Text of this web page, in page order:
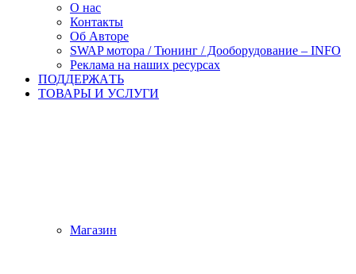
О нас
Контакты
Об Авторе
SWAP мотора / Тюнинг / Дооборудование – INFO
Реклама на наших ресурсах
ПОДДЕРЖАTЬ
ТОВАРЫ И УСЛУГИ
Магазин